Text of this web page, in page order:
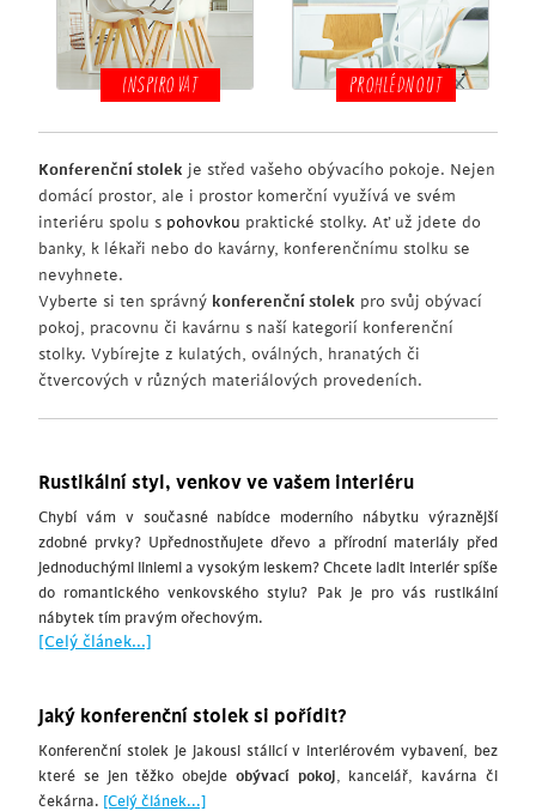
INSPIROVAT PROHLÉDNOUT
Konferenční stolek je střed vašeho obývacího pokoje. Nejen
domácí prostor, ale i prostor komerční využívá ve svém
interiéru spolu s pohovkou praktické stolky. Ať už jdete do
banky, k lékaři nebo do kavárny, konferenčnímu stolku se
nevyhnete.
Vyberte si ten správný konferenční stolek pro svůj obývací
pokoj, pracovnu či kavárnu s naší kategorií konferenční
stolky. Vybírejte z kulatých, oválných, hranatých či
čtvercových v různých materiálových provedeních.
Rustikální styl, venkov ve vašem interiéru
Chybí vám v současné nabídce moderního nábytku výraznější
zdobné prvky? Upřednostňujete dřevo a přírodní materiály před
jednoduchými liniemi a vysokým leskem? Chcete ladit interiér spíše
do romantického venkovského stylu? Pak je pro vás rustikální
nábytek tím pravým ořechovým.
[Celý článek...]
Jaký konferenční stolek si pořídit?
Konferenční stolek je jakousi stálicí v interiérovém vybavení, bez
které se jen těžko obejde obývací pokoj , kancelář, kavárna či
čekárna. [Celý článek...]